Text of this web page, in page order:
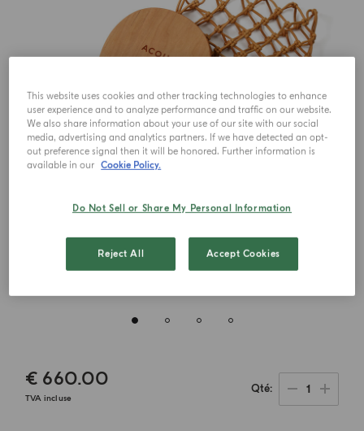
€ 660.00
TVA incluse
Qté 1
This website uses cookies and other tracking technologies to enhance
user experience and to analyze performance and traffic on our website.
We also share information about your use of our site with our social
media, advertising and analytics partners. If we have detected an opt-
out preference signal then it will be honored. Further information is
available in our Cookie Policy.
Do Not Sell or Share My Personal Information
Reject All Accept Cookies